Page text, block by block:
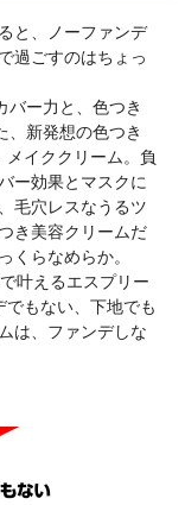
と、ノーファンデ
過ごすのはちょっ
バー力と、色つき
、新発想の色つき
イククリーム。負
ー効果とマスクに
毛穴レスなうるツ
き美容クリームだ
くらなめらか。
叶えるエスプリー
もない、下地でも
は、ファンデしな